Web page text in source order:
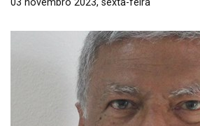
03 novembro 2023, sexta-feira